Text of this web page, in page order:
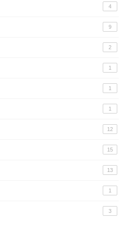
4
9
2
1
1
1
12
15
13
1
3